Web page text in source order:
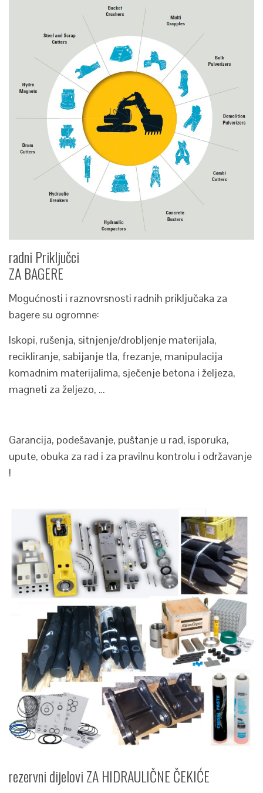
radni Priključci
ZA BAGERE
Mogućnosti i raznovrsnosti radnih priključaka za
bagere su ogromne:
Iskopi, rušenja, sitnjenje/drobljenje materijala,
recikliranje, sabijanje tla, frezanje, manipulacija
komadnim materijalima, sječenje betona i željeza,
magneti za željezo, …
Garancija, podešavanje, puštanje u rad, isporuka,
upute, obuka za rad i za pravilnu kontrolu i održavanje
!
rezervni dijelovi ZA HIDRAULIČNE ČEKIĆE